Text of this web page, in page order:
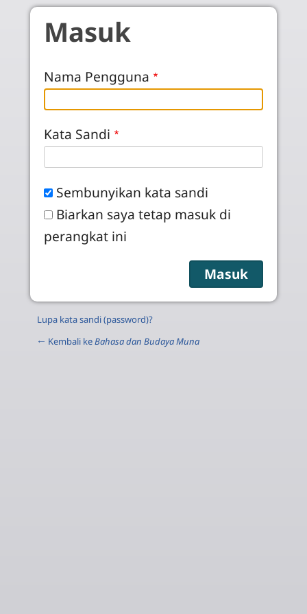
Skip to main content
Masuk
Nama Pengguna
Kata Sandi
Sembunyikan kata sandi
Biarkan saya tetap masuk di
perangkat ini
Lupa kata sandi (password)?
← Kembali keBahasa dan Budaya Muna